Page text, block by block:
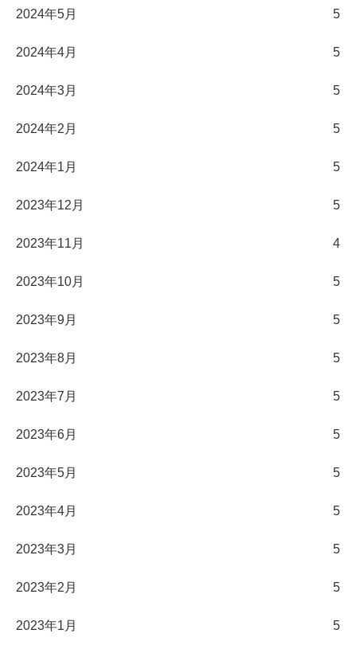
2024年5月 5
2024年4月 5
2024年3月 5
2024年2月 5
2024年1月 5
2023年12月 5
2023年11月 4
2023年10月 5
2023年9月 5
2023年8月 5
2023年7月 5
2023年6月 5
2023年5月 5
2023年4月 5
2023年3月 5
2023年2月 5
2023年1月 5